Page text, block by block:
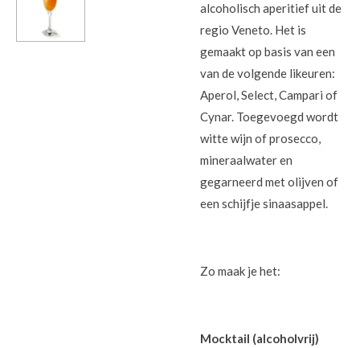
alcoholisch aperitief uit de
regio Veneto. Het is
gemaakt op basis van een
van de volgende likeuren:
Aperol, Select, Campari of
Cynar. Toegevoegd wordt
witte wijn of prosecco,
mineraalwater en
gegarneerd met olijven of
een schijfje sinaasappel.
Zo maak je het:
Mocktail (alcoholvrij)